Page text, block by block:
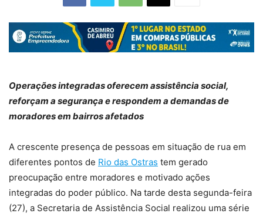
Operações integradas oferecem assistência social,
reforçam a segurança e respondem a demandas de
moradores em bairros afetados
A crescente presença de pessoas em situação de rua em
diferentes pontos de Rio das Ostras tem gerado
preocupação entre moradores e motivado ações
integradas do poder público. Na tarde desta segunda-feira
(27), a Secretaria de Assistência Social realizou uma série